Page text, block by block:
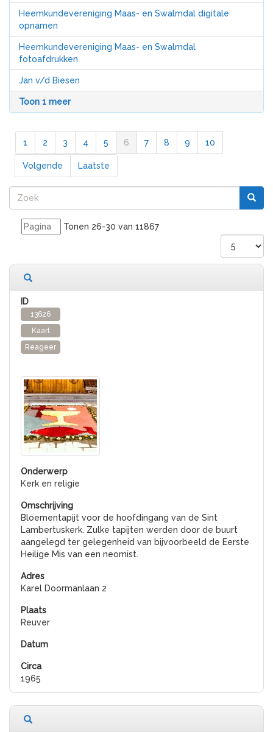
Heemkundevereniging Maas- en Swalmdal digitale
opnamen
Heemkundevereniging Maas- en Swalmdal
fotoafdrukken
Jan v/d Biesen
Toon 1 meer
1 2 3 4 5 6 7 8 9 10
Volgende Laatste
Tonen 26-30 van 11867
13626
Kaart
Reageer
Kerk en religie
Bloementapijt voor de hoofdingang van de Sint
Lambertuskerk. Zulke tapijten werden door de buurt
aangelegd ter gelegenheid van bijvoorbeeld de Eerste
Heilige Mis van een neomist.
Karel Doormanlaan 2
Reuver
1965